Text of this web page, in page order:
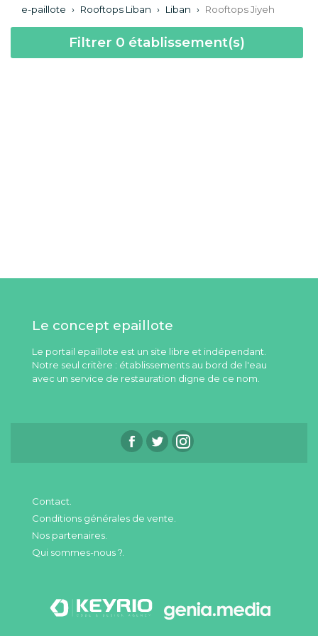
e-paillote › Rooftops Liban › Liban › Rooftops Jiyeh
Filtrer 0 établissement(s)
Le concept epaillote
Le portail epaillote est un site libre et indépendant.
Notre seul critère : établissements au bord de l'eau
avec un service de restauration digne de ce nom.
Contact.
Conditions générales de vente.
Nos partenaires.
Qui sommes-nous ?.